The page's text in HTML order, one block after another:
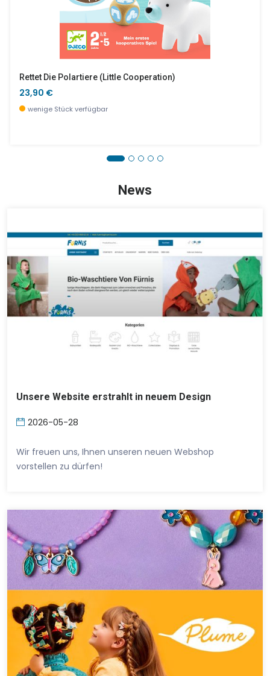
Planet Mit Tieren, 100 Teile
Ticlock - Pop
Rettet Die Polartiere (little Cooperation)
23,90 €
wenige Stück verfügbar
News
Unsere Website erstrahlt in neuem Design
2026-05-28
Wir freuen uns, Ihnen unseren neuen Webshop
vorstellen zu dürfen!